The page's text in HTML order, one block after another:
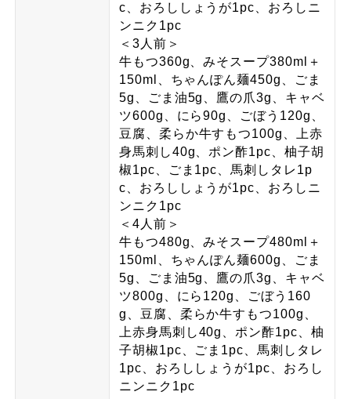
c、おろししょうが1pc、おろしニ
ンニク1pc
＜3人前＞
牛もつ360g、みそスープ380ml＋
150ml、ちゃんぽん麺450g、ごま
5g、ごま油5g、鷹の爪3g、キャベ
ツ600g、にら90g、ごぼう120g、
豆腐、柔らか牛すもつ100g、上赤
身馬刺し40g、ポン酢1pc、柚子胡
椒1pc、ごま1pc、馬刺しタレ1p
c、おろししょうが1pc、おろしニ
ンニク1pc
＜4人前＞
牛もつ480g、みそスープ480ml＋
150ml、ちゃんぽん麺600g、ごま
5g、ごま油5g、鷹の爪3g、キャベ
ツ800g、にら120g、ごぼう160
g、豆腐、柔らか牛すもつ100g、
上赤身馬刺し40g、ポン酢1pc、柚
子胡椒1pc、ごま1pc、馬刺しタレ
1pc、おろししょうが1pc、おろし
ニンニク1pc